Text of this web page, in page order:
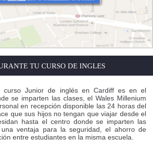
TU CURSO DE INGLES
curso Junior de inglés en Cardiff es en el
se imparten las clases, el Wales Millenium
en recepción disponible las 24 horas del
que sus hijos no tengan que viajar desde el
hasta el centro donde se imparten las
ventaja para la seguridad, el ahorro de
entre estudiantes en la misma escuela.